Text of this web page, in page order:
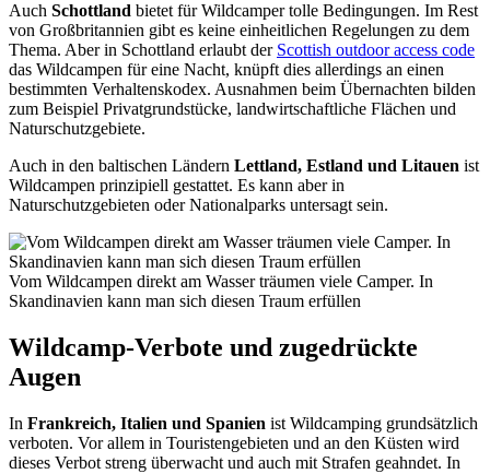
Auch Schottland bietet für Wildcamper tolle Bedingungen. Im Rest
von Großbritannien gibt es keine einheitlichen Regelungen zu dem
Thema. Aber in Schottland erlaubt der Scottish outdoor access code
das Wildcampen für eine Nacht, knüpft dies allerdings an einen
bestimmten Verhaltenskodex. Ausnahmen beim Übernachten bilden
zum Beispiel Privatgrundstücke, landwirtschaftliche Flächen und
Naturschutzgebiete.
Auch in den baltischen Ländern Lettland, Estland und Litauen ist
Wildcampen prinzipiell gestattet. Es kann aber in
Naturschutzgebieten oder Nationalparks untersagt sein.
Vom Wildcampen direkt am Wasser träumen viele Camper. In
Skandinavien kann man sich diesen Traum erfüllen
Wildcamp-Verbote und zugedrückte
Augen
In Frankreich, Italien und Spanien ist Wildcamping grundsätzlich
verboten. Vor allem in Touristengebieten und an den Küsten wird
dieses Verbot streng überwacht und auch mit Strafen geahndet. In